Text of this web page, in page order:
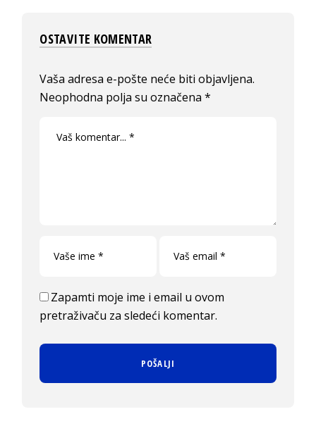
OSTAVITE KOMENTAR
Vaša adresa e-pošte neće biti objavljena.
Neophodna polja su označena*
Zapamti moje ime i email u ovom
pretraživaču za sledeći komentar.